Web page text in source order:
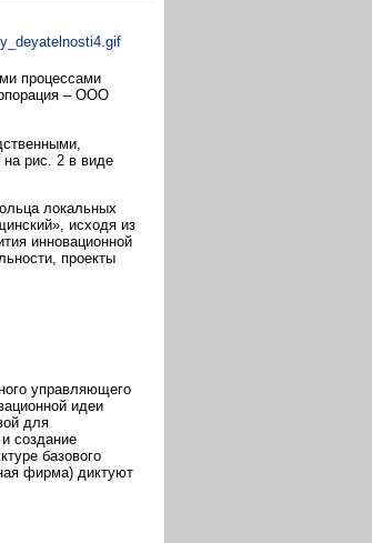
процессами
– ООО
рис. 2 в виде
локальных
исходя из
инновационной
проекты
управляющего
идеи
для
создание
базового
фирма) диктуют